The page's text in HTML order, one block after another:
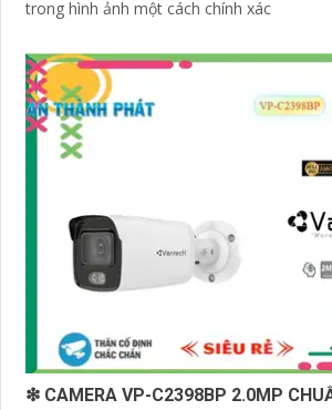
trong hình ảnh một cách chính xác
❇ CAMERA VP-C2398BP 2.0MP